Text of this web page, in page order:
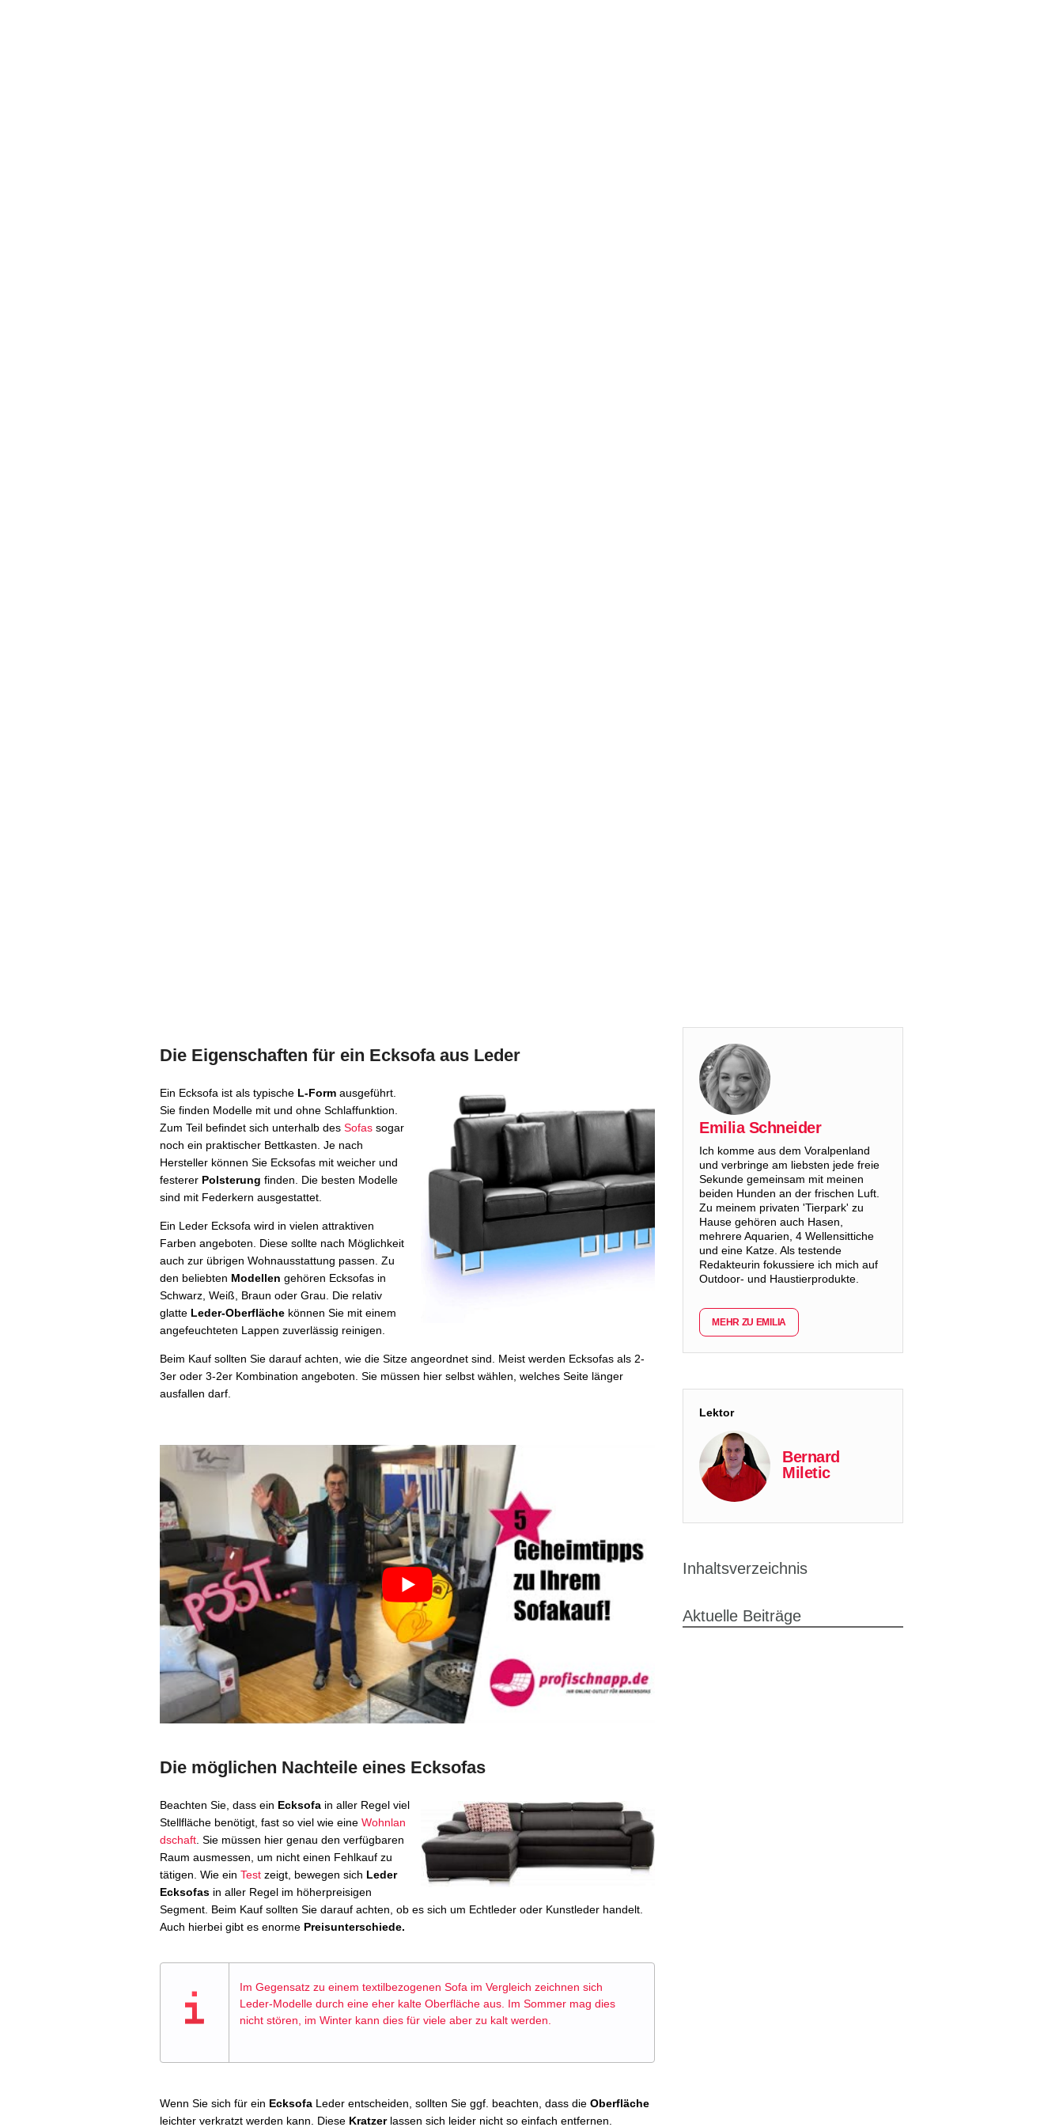
Die Eigenschaften für ein Ecksofa aus Leder
Ein Ecksofa ist als typische L-Form ausgeführt.
Sie finden Modelle mit und ohne Schlaffunktion.
Zum Teil befindet sich unterhalb des Sofas sogar
noch ein praktischer Bettkasten. Je nach
Hersteller können Sie Ecksofas mit weicher und
festerer Polsterung finden. Die besten Modelle
sind mit Federkern ausgestattet.
Ein Leder Ecksofa wird in vielen attraktiven
Farben angeboten. Diese sollte nach Möglichkeit
auch zur übrigen Wohnausstattung passen. Zu
den beliebten Modellen gehören Ecksofas in
Schwarz, Weiß, Braun oder Grau. Die relativ
glatte Leder-Oberfläche können Sie mit einem
angefeuchteten Lappen zuverlässig reinigen.
Beim Kauf sollten Sie darauf achten, wie die Sitze angeordnet sind. Meist werden Ecksofas als 2-
3er oder 3-2er Kombination angeboten. Sie müssen hier selbst wählen, welches Seite länger
ausfallen darf.
Die möglichen Nachteile eines Ecksofas
Beachten Sie, dass ein Ecksofa in aller Regel viel
Stellfläche benötigt, fast so viel wie eine Wohnlan
dschaft . Sie müssen hier genau den verfügbaren
Raum ausmessen, um nicht einen Fehlkauf zu
tätigen. Wie ein Test zeigt, bewegen sich Leder
Ecksofas in aller Regel im höherpreisigen
Segment. Beim Kauf sollten Sie darauf achten, ob es sich um Echtleder oder Kunstleder handelt.
Auch hierbei gibt es enorme Preisunterschiede.
Im Gegensatz zu einem textilbezogenen Sofa im Vergleich zeichnen sich
Leder-Modelle durch eine eher kalte Oberfläche aus. Im Sommer mag dies
nicht stören, im Winter kann dies für viele aber zu kalt werden.
Wenn Sie sich für ein Ecksofa Leder entscheiden, sollten Sie ggf. beachten, dass die Oberfläche
leichter verkratzt werden kann. Diese Kratzerlassen sich leider nicht so einfach entfernen.
Emilia Schneider
Ich komme aus dem Voralpenland
und verbringe am liebsten jede freie
Sekunde gemeinsam mit meinen
beiden Hunden an der frischen Luft.
Zu meinem privaten 'Tierpark' zu
Hause gehören auch Hasen,
mehrere Aquarien, 4 Wellensittiche
und eine Katze. Als testende
Redakteurin fokussiere ich mich auf
Outdoor- und Haustierprodukte.
MEHR ZU EMILIA
Lektor
Bernard
Miletic
Inhaltsverzeichnis
Aktuelle Beiträge